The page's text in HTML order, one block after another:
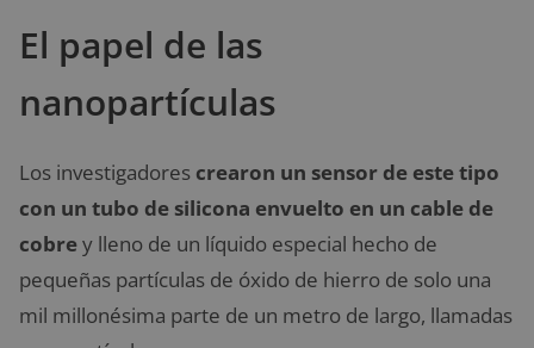
El papel de las
nanopartículas
Los investigadores crearon un sensor de este tipo
con un tubo de silicona envuelto en un cable de
cobrey lleno de un líquido especial hecho de
pequeñas partículas de óxido de hierro de solo una
mil millonésima parte de un metro de largo, llamadas